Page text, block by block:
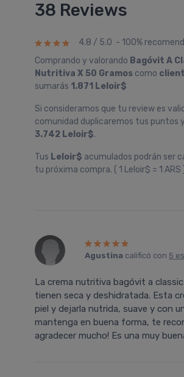
38 Reviews
4.8 / 5.0 - 100%
Comprando y valorando Bagóvit A
Nutritiva X 50 Gramos como
sumarás 1.871 Leloir$
Si consideramos que tu review es
comunidad duplicaremos tus puntos
3.742 Leloir$.
Tus Leloir$ acumulados podrán ser
tu próxima compra. ( 1 Leloir$ = 1 ARS
Agustina calificó con 5
La crema nutritiva bagóvit a classic
tienen seca y deshidratada. Esta
piel y dejarla nutrida, suave y con
mantenga en buena forma, te
agradecer mucho! Es una muy